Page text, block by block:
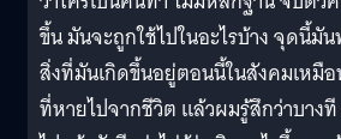
ขึ้น มันจะถูกใช้ไปในอะไรบ้าง จุดนี้มั
สิ่งที่มันเกิดขึ้นอยู่ตอนนี้ในสังคมเหมื
ที่หายไปจากชีวิต แล้วผมรู้สึกว่าบาง